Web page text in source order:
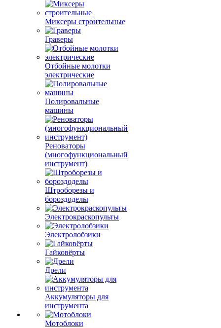
Миксеры строительные
Граверы
Отбойные молотки
электрические
Полировальные
машины
Реноваторы
(многофункциональный
инструмент)
Штроборезы и
бороздоделы
Электрокраскопульты
Электролобзики
Гайковёрты
Дрели
Аккумуляторы для
инструмента
Мотоблоки